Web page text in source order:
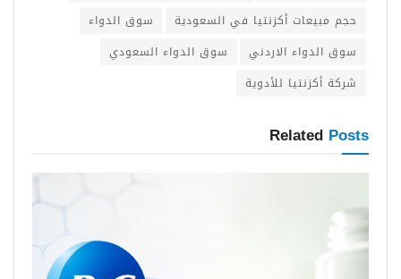
حجم مبيعات أكزنتيا في السعودية
سوق الدواء
سوق الدواء الاردني
سوق الدواء السعودي
شركة أكزنتيا للأدوية
Related Posts